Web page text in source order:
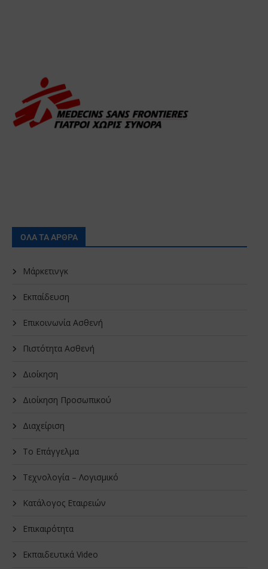
ΟΛΑ ΤΑ ΑΡΘΡΑ
Μάρκετινγκ
Εκπαίδευση
Επικοινωνία Ασθενή
Πιστότητα Ασθενή
Διοίκηση
Διοίκηση Προσωπικού
Διαχείριση
Το Επάγγελμα
Τεχνολογία – Λογισμικό
Κατάλογος Εταιρειών
Επικαιρότητα
Εκπαιδευτικά Video